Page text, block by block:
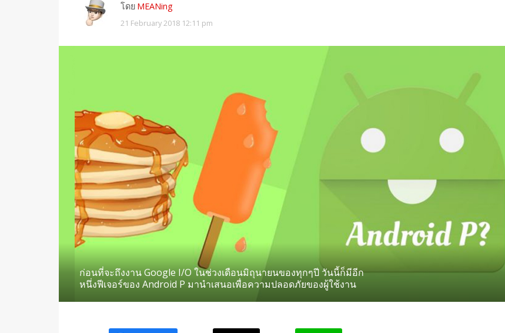
โดย MEANing
21 February 2018 12:11 pm
ก่อนที่จะถึงงาน Google I/O ในช่วงเดือนมิถุนายนของทุกๆปี วันนี้ก็มีอีก
หนึ่งฟีเจอร์ของ Android P มานำเสนอเพื่อความปลอดภัยของผู้ใช้งาน